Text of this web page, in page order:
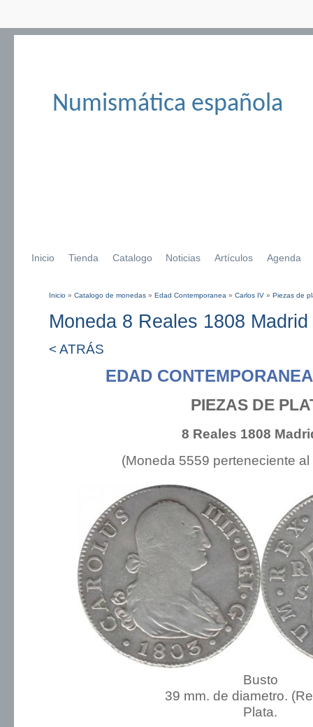
Numismática española
Inicio Tienda Catalogo Noticias Artículos Agenda
Inicio » Catalogo de monedas » Edad Contemporanea » Carlos IV » Piezas de
Moneda 8 Reales 1808 Madrid
< ATRÁS
EDAD
PIEZAS DE
8 Reales 1808
(Moneda 5559 perteneciente al
Busto
39 mm. de diametro.
Plata.